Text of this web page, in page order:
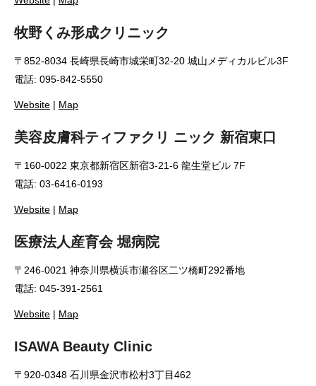
牧野くみ形成クリニック
〒852-8034 長崎県長崎市城栄町32-20 城山メディカルビル3F
電話: 095-842-5550
Website | Map
美容皮膚科ティファクリ ニック 新宿東口
〒160-0022 東京都新宿区新宿3-21-6 龍生堂ビル 7F
電話: 03-6416-0193
Website | Map
医療法人産育会 堀病院
〒246-0021 神奈川県横浜市瀬谷区二ツ橋町292番地
電話: 045-391-2561
Website | Map
ISAWA Beauty Clinic
〒920-0348 石川県金沢市松村3丁目462